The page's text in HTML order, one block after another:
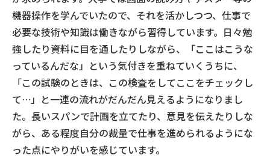
機器操作を学んでいたので、それを活かしつつ、仕事で
必要な技術や知識は働きながら習得しています。日々勉
強したり資料に目を通したりしながら、「ここはこうな
っているんだな」という気付きを重ねていくうちに、
「この試験のときは、この検査をしてここをチェックし
て…」と一連の流れがだんだん見えるようになりまし
た。長いスパンで計画を立てたり、意見を伝えたりしな
がら、ある程度自分の裁量で仕事を進められるようにな
った点にやりがいを感じています。